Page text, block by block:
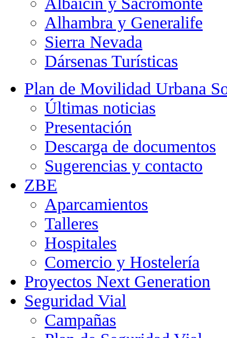
Alhambra y Generalife
Sierra Nevada
Dársenas Turísticas
Plan de Movilidad Urbana
Últimas noticias
Presentación
Descarga de documentos
Sugerencias y contacto
ZBE
Aparcamientos
Talleres
Hospitales
Comercio y Hostelería
Proyectos Next Generation
Seguridad Vial
Campañas